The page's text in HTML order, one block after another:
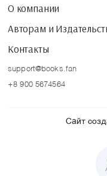
О компании
Авторам и
Контакты
support@books.fan
+8 900 5674564
Сайт